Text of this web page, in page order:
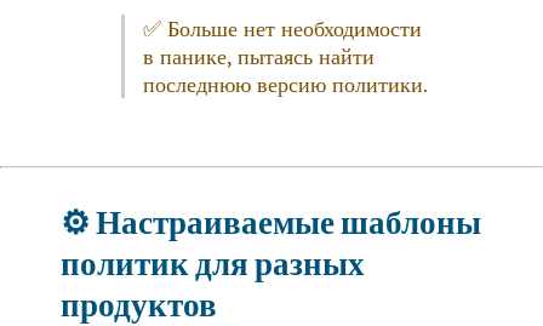
✅ Больше нет необходимости
в панике, пытаясь найти
последнюю версию политики.
⚙️Настраиваемые шаблоны
политик для разных
продуктов